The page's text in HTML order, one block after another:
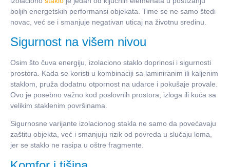
boljih energetskih performansi objekata. Time se ne samo štedi
novac, već se i smanjuje negativan uticaj na životnu sredinu.
Sigurnost na višem nivou
Osim što čuva energiju, izolaciono staklo doprinosi i sigurnosti
prostora. Kada se koristi u kombinaciji sa laminiranim ili kaljenim
staklom, pruža dodatnu otpornost na udarce i pokušaje provale.
Ovo je posebno važno kod poslovnih prostora, izloga ili kuća sa
velikim staklenim površinama.
Sigurnosne varijante izolacionog stakla ne samo da povećavaju
zaštitu objekta, već i smanjuju rizik od povreda u slučaju loma,
jer se staklo ne rasipa u oštre fragmente.